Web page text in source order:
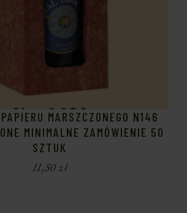
MARSZCZONEGO N146
MINIMALNE ZAMÓWIENIE 50
SZTUK
11,50zł